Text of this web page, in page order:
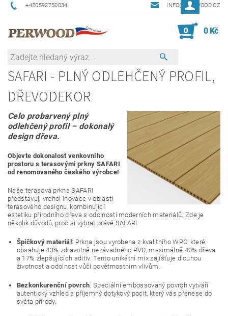
+420592750034 INFO@PERWOOD.CZ
0 0 Kč
SAFARI - PLNÝ ODLEHČENÝ PROFIL,
DŘEVODEKOR
Celo probarvený plný
odlehčený profil – dokonalý
design dřeva.
Objevte dokonalost venkovního
prostoru s terasovými prkny SAFARI
od renomovaného českého výrobce!
Naše terasová prkna SAFARI
představují vrchol inovace v oblasti
terasového designu, kombinující
estetiku přírodního dřeva s odolností moderních materiálů. Zde je
několik důvodů, proč si vybrat právě SAFARI:
Špičkový materiál : Prkna jsou vyrobena z kvalitního WPC, které
obsahuje 43% zdravotně nezávadného PVC, maximálně 40% dřeva
a 17% zlepšujících aditiv. Tento unikátní mix zajišťuje dlouhou
životnost a odolnost vůči povětrnostním vlivům.
Bezkonkurenční povrch: Speciální embossovaný povrch vytváří
autentický vzhled a příjemný dotykový pocit, který vás přenese do
světa přírody.